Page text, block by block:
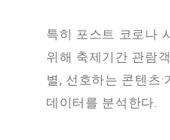
특히 포스트 코로나
위해 축제기간 관람
별, 선호하는 콘텐츠
데이터를 분석한다.